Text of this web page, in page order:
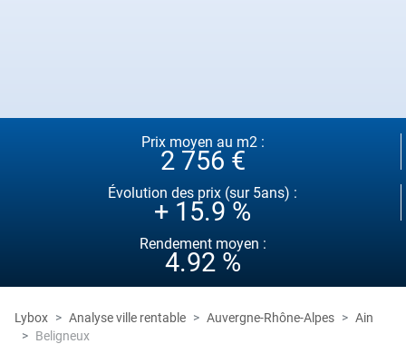
Prix moyen au m2 :
2 756 €
Évolution des prix (sur 5ans) :
+ 15.9 %
Rendement moyen :
4.92 %
Lybox Analyse ville rentable Auvergne-Rhône-Alpes
Ain
Beligneux